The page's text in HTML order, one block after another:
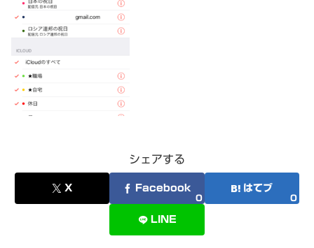
シェアする
X Facebook
0
はてブ
0
LINE